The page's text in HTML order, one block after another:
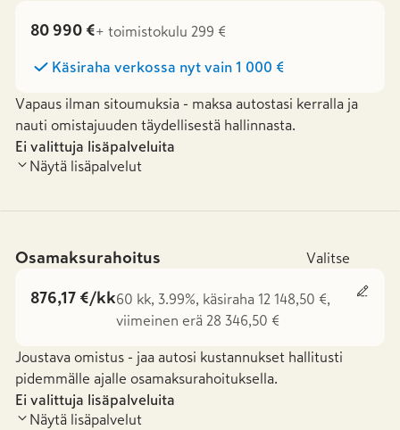
80 990 €+ toimistokulu 299 €
Käsiraha verkossa nyt vain 1 000 €
Vapaus ilman sitoumuksia - maksa autostasi kerralla ja
nauti omistajuuden täydellisestä hallinnasta.
Ei valittuja lisäpalveluita
Näytä lisäpalvelut
Osamaksurahoitus Valitse
876,17 €/kk60 kk, 3.99%, käsiraha 12 148,50 €,
viimeinen erä 28 346,50 €
Joustava omistus - jaa autosi kustannukset hallitusti
pidemmälle ajalle osamaksurahoituksella.
Ei valittuja lisäpalveluita
Näytä lisäpalvelut